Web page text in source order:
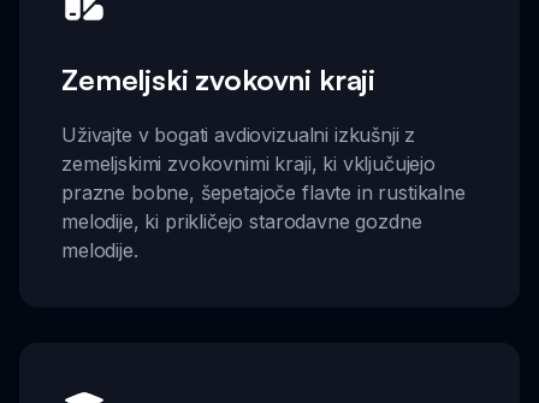
Zemeljski zvokovni kraji
Uživajte v bogati avdiovizualni izkušnji z
zemeljskimi zvokovnimi kraji, ki vključujejo
prazne bobne, šepetajoče flavte in rustikalne
melodije, ki prikličejo starodavne gozdne
melodije.